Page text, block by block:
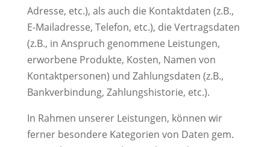
Adresse, etc.), als auch die Kontaktdaten (z.B.,
E-Mailadresse, Telefon, etc.), die Vertragsdaten
(z.B., in Anspruch genommene Leistungen,
erworbene Produkte, Kosten, Namen von
Kontaktpersonen) und Zahlungsdaten (z.B.,
Bankverbindung, Zahlungshistorie, etc.).
In Rahmen unserer Leistungen, können wir
ferner besondere Kategorien von Daten gem.